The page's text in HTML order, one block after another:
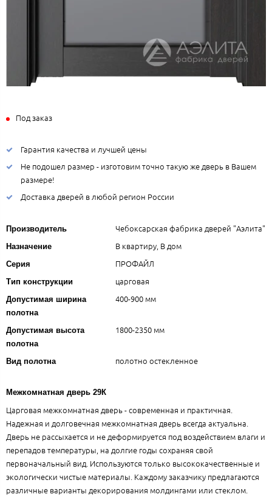
Под заказ
Гарантия качества и лучшей цены
Не подошел размер - изготовим точно такую же дверь в Вашем
размере!
Доставка дверей в любой регион России
Производитель Чебоксарская фабрика дверей "Аэлита"
Назначение В квартиру, В дом
Серия ПРОФАЙЛ
Тип конструкции царговая
Допустимая ширина
полотна
400-900 мм
Допустимая высота
полотна
1800-2350 мм
Вид полотна полотно остекленное
Межкомнатная дверь 29К
Царговая межкомнатная дверь - современная и практичная.
Надежная и долговечная межкомнатная дверь всегда актуальна.
Дверь не рассыхается и не деформируется под воздействием влаги и
перепадов температуры, на долгие годы сохраняя свой
первоначальный вид. Используются только высококачественные и
экологически чистые материалы. Каждому заказчику предлагаются
различные варианты декорирования молдингами или стеклом.